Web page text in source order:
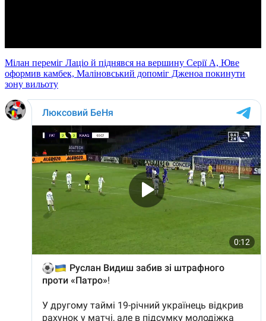
Мілан переміг Лаціо й піднявся на вершину Серії А, Юве
оформив камбек, Маліновський допоміг Дженоа покинути
зону вильоту